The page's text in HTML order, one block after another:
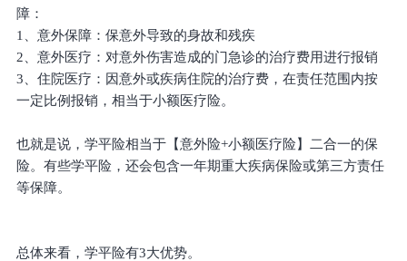
障：
1、意外保障：保意外导致的身故和残疾
2、意外医疗：对意外伤害造成的门急诊的治疗费用进行报销
3、住院医疗：因意外或疾病住院的治疗费，在责任范围内按
一定比例报销，相当于小额医疗险。
也就是说，学平险相当于【意外险+小额医疗险】二合一的保
险。有些学平险，还会包含一年期重大疾病保险或第三方责任
等保障。
总体来看，学平险有3大优势。